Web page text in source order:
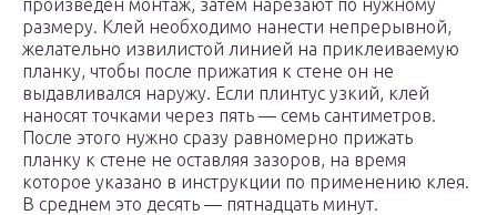
произведён монтаж, затем нарезают по нужному
размеру. Клей необходимо нанести непрерывной,
желательно извилистой линией на приклеиваемую
планку, чтобы после прижатия к стене он не
выдавливался наружу. Если плинтус узкий, клей
наносят точками через пять — семь сантиметров.
После этого нужно сразу равномерно прижать
планку к стене не оставляя зазоров, на время
которое указано в инструкции по применению клея.
В среднем это десять — пятнадцать минут.